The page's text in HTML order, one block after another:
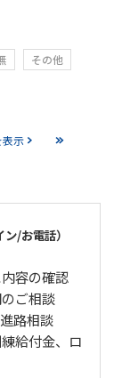
その他
示
/お電話）
容の確認
ご相談
路相談
給付金、ロ